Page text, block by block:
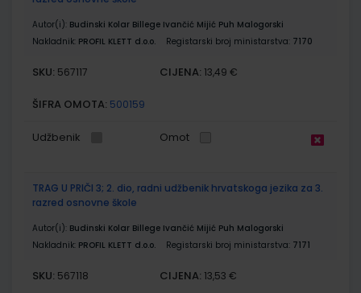
Autor(i): Budinski Kolar Billege Ivančić Mijić Puh Malogorski
Nakladnik: PROFIL KLETT d.o.o. Registarski broj ministarstva: 7170
SKU: 567117 CIJENA: 13,49 €
ŠIFRA OMOTA: 500159
Udžbenik Omot
TRAG U PRIČI 3; 2. dio, radni udžbenik hrvatskoga jezika za 3.
razred osnovne škole
Autor(i): Budinski Kolar Billege Ivančić Mijić Puh Malogorski
Nakladnik: PROFIL KLETT d.o.o. Registarski broj ministarstva: 7171
SKU: 567118 CIJENA: 13,53 €